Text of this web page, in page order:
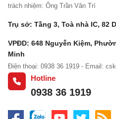
trách nhiệm: Ông Trần Văn Trí
Trụ sở: Tầng 3, Toà nhà IC, 82
VPĐD: 648 Nguyễn Kiệm,
Minh
Điện thoại: 0938 36 1919 - Email:
Hotline
0938 36 1919